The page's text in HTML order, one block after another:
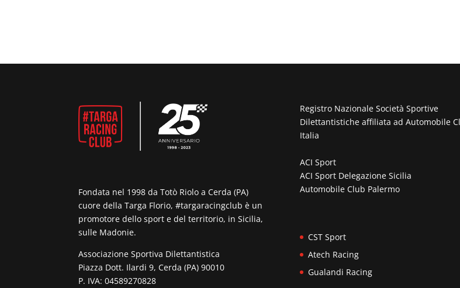
Fondata nel 1998 da Totò Riolo a Cerda (PA)
cuore della Targa Florio, #targaracingclub è un
promotore dello sport e del territorio, in Sicilia,
sulle Madonie.
Associazione Sportiva Dilettantistica
Piazza Dott. Ilardi 9, Cerda (PA) 90010
P. IVA: 04589270828
Registro Nazionale Società Sportive
Dilettantistiche affiliata ad Automobile
Italia
ACI Sport
ACI Sport Delegazione Sicilia
Automobile Club Palermo
CST Sport
Atech Racing
Gualandi Racing